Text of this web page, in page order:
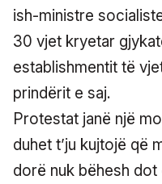
ish-ministre
30 vjet kryetar
establishmentit të
prindërit e saj.
Protestat janë një
duhet t’ju kujtojë që
dorë nuk bëhesh dot